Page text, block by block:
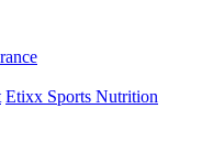
Etixx Sports Nutrition